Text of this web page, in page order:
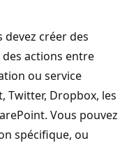
créer des
actions entre
ou service
Twitter, Dropbox, les
Vous pouvez
spécifique, ou